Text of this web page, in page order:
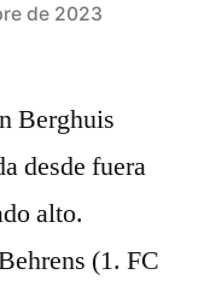
de 2023
Berghuis
desde fuera
alto.
(1. FC